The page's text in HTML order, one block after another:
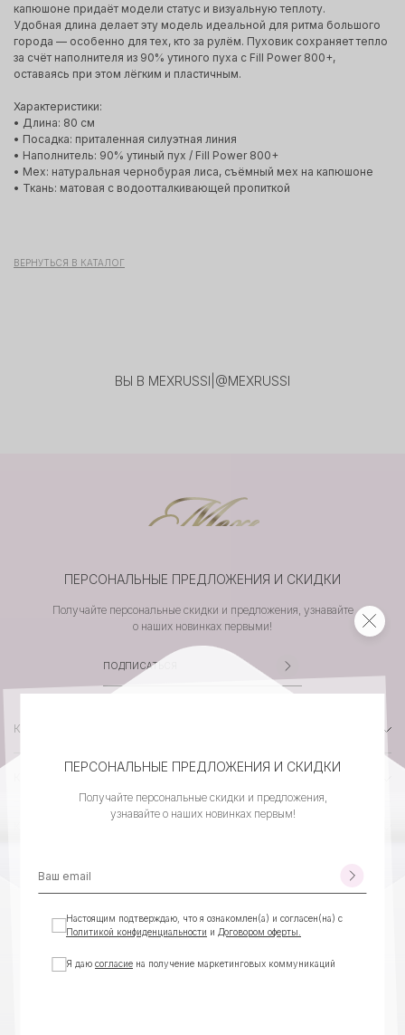
капюшоне придаёт модели статус и визуальную теплоту.
Удобная длина делает эту модель идеальной для ритма большого
города — особенно для тех, кто за рулём. Пуховик сохраняет тепло
за счёт наполнителя из 90% утиного пуха с Fill Power 800+,
оставаясь при этом лёгким и пластичным.
Характеристики:
• Длина: 80 см
• Посадка: приталенная силуэтная линия
• Наполнитель: 90% утиный пух / Fill Power 800+
• Мех: натуральная чернобурая лиса, съёмный мех на капюшоне
• Ткань: матовая с водоотталкивающей пропиткой
ВЕРНУТЬСЯ В КАТАЛОГ
ВЫ В MEXRUSSI @MEXRUSSI
ПЕРСОНАЛЬНЫЕ ПРЕДЛОЖЕНИЯ И СКИДКИ
Получайте персональные скидки и предложения, узнавайте
о наших новинках первыми!
КАТАЛОГ
КОНТАКТЫ
ПЕРСОНАЛЬНЫЕ ПРЕДЛОЖЕНИЯ И СКИДКИ
Получайте персональные скидки и предложения,
узнавайте о наших новинках первым!
Настоящим подтверждаю, что я ознакомлен(а) и согласен(на) с
Политикой конфиденциальности и Договором оферты.
Я даю согласие на получение маркетинговых коммуникаций